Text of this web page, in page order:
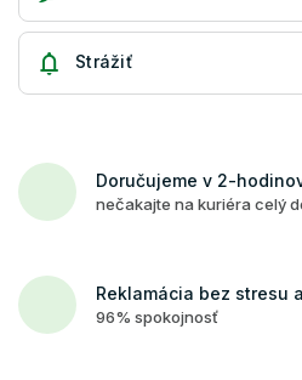
Strážiť
Doručujeme v 2-
nečakajte na kuriéra celý
Reklamácia bez stresu
96% spokojnosť